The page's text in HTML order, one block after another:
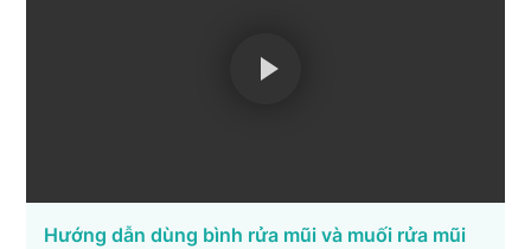
Hướng dẫn dùng bình rửa mũi và muối rửa mũi